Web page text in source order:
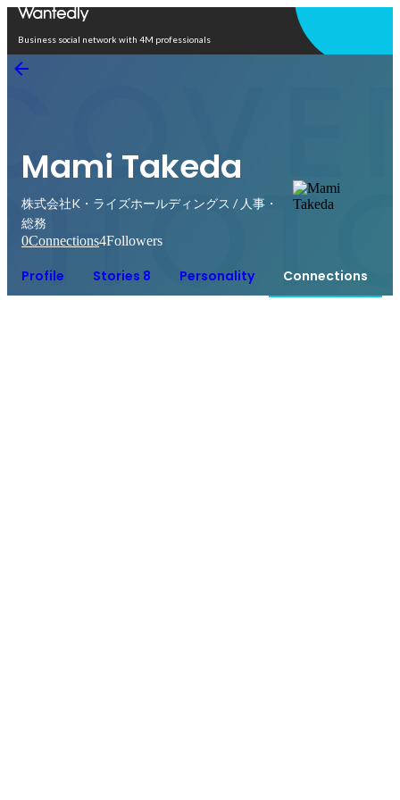
Business social network with 4M professionals
Mami Takeda
株式会社K・ライズホールディングス / 人事・
総務
0Connections4Followers
Profile Stories 8 Personality Connections